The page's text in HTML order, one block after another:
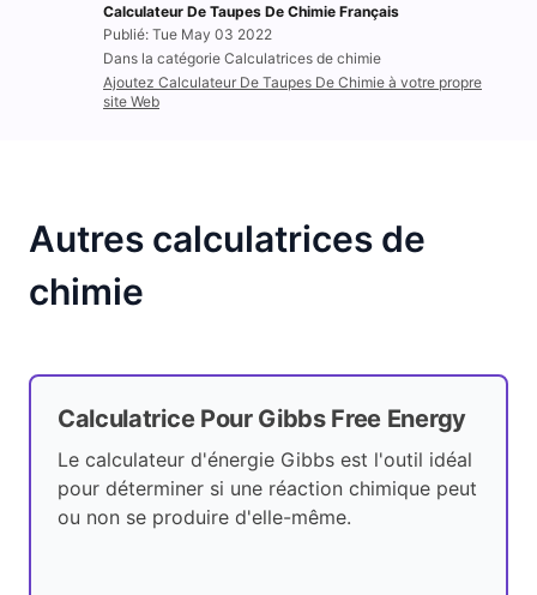
Calculateur De Taupes De Chimie Français
Publié: Tue May 03 2022
Dans la catégorie Calculatrices de chimie
Ajoutez Calculateur De Taupes De Chimie à votre propre
site Web
Autres calculatrices de
chimie
Calculatrice Pour Gibbs Free Energy
Le calculateur d'énergie Gibbs est l'outil idéal
pour déterminer si une réaction chimique peut
ou non se produire d'elle-même.